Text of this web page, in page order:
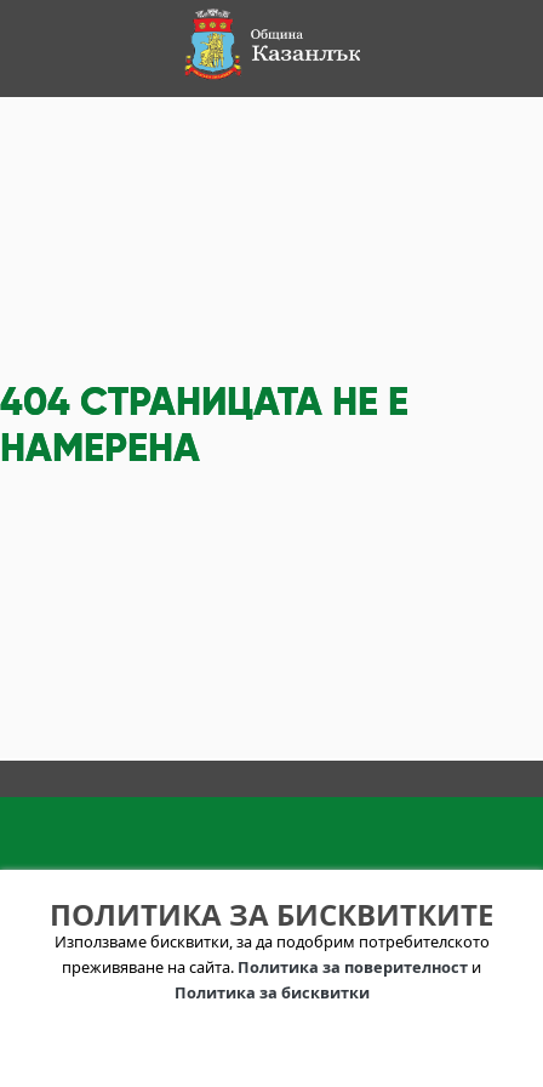
404 СТРАНИЦАТА НЕ Е
НАМЕРЕНА
ПОЛИТИКА ЗА БИСКВИТКИТЕ
Използваме бисквитки, за да подобрим потребителското
преживяване на сайта. Политика за поверителност и
Политика за бисквитки
КОНТАКТИ
Зa Нac
info@visitkazanlak.bg
6150 гр. Шипка,
ПОЛЗВАНЕ
Политика за лични
данни
Общи условия